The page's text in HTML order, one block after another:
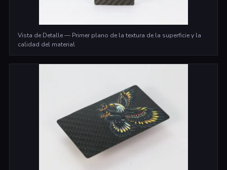
Vista de Detalle — Primer plano de la textura de la superficie y la
calidad del material